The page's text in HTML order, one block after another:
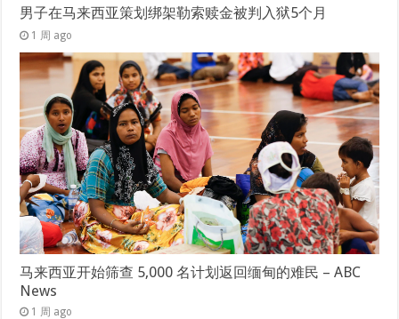
男子在马来西亚策划绑架勒索赎金被判入狱5个月
1 周 ago
马来西亚开始筛查 5,000 名计划返回缅甸的难民 – ABC
News
1 周 ago